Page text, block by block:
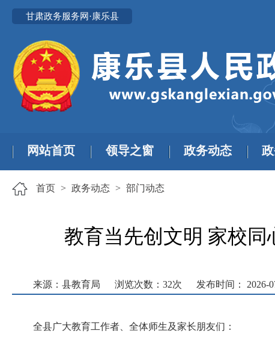
甘肃政务服务网·康乐县
网站首页 领导之窗 政务动态
首页 > 政务动态 > 部门动态
教育当先创文明 家校
来源：县教育局 浏览次数： 32次 发布时间： 2026-
全县广大教育工作者、全体师生及家长朋友们：